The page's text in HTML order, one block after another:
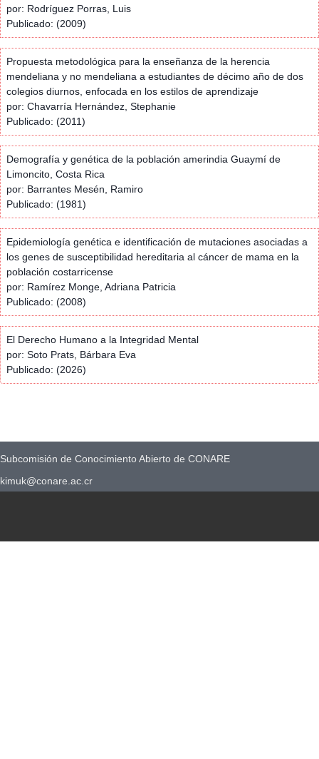
por: Rodríguez Porras, Luis
Publicado: (2009)
Propuesta metodológica para la enseñanza de la herencia
mendeliana y no mendeliana a estudiantes de décimo año de dos
colegios diurnos, enfocada en los estilos de aprendizaje
por: Chavarría Hernández, Stephanie
Publicado: (2011)
Demografía y genética de la población amerindia Guaymí de
Limoncito, Costa Rica
por: Barrantes Mesén, Ramiro
Publicado: (1981)
Epidemiología genética e identificación de mutaciones asociadas a
los genes de susceptibilidad hereditaria al cáncer de mama en la
población costarricense
por: Ramírez Monge, Adriana Patricia
Publicado: (2008)
El Derecho Humano a la Integridad Mental
por: Soto Prats, Bárbara Eva
Publicado: (2026)
Subcomisión de Conocimiento Abierto de CONARE
kimuk@conare.ac.cr